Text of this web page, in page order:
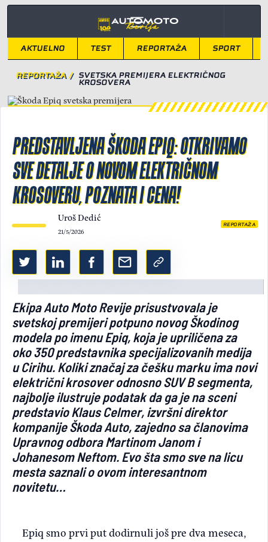
AKTUELNO TEST REPORTAŽA SPORT
REPORTAŽA / SVETSKA PREMIJERA ELEKTRIČNOG
KROSOVERA
PREDSTAVLJENA ŠKODA EPIQ: OTKRIVAMO
SVE DETALJE O NOVOM ELEKTRIČNOM
KROSOVERU, POZNATA I CENA!
Uroš Dedić
21/5/2026
REPORTAŽA
Ekipa Auto Moto Revije prisustvovala je
svetskoj premijeri potpuno novog Škodinog
modela po imenu Epiq, koja je upriličena za
oko 350 predstavnika specijalizovanih medija
u Cirihu. Koliki značaj za češku marku ima novi
električni krosover odnosno SUV B segmenta,
najbolje ilustruje podatak da ga je na sceni
predstavio Klaus Celmer, izvršni direktor
kompanije Škoda Auto, zajedno sa članovima
Upravnog odbora Martinom Janom i
Johanesom Neftom. Evo šta smo sve na licu
mesta saznali o ovom interesantnom
novitetu…
Epiq smo prvi put dodirnuli još pre dva meseca,